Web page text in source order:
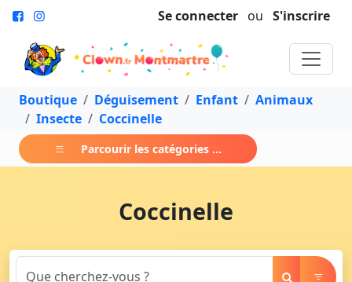
Se connecter ou S'inscrire
Boutique Déguisement Enfant
Animaux
Insecte
Coccinelle
Parcourir les catégories ...
Coccinelle